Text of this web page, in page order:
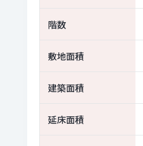
階数
敷地面積
建築面積
延床面積